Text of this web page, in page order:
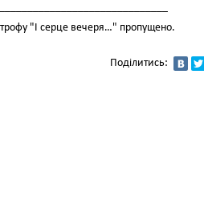
"І серце вечеря…" пропущено.
Поділитись: